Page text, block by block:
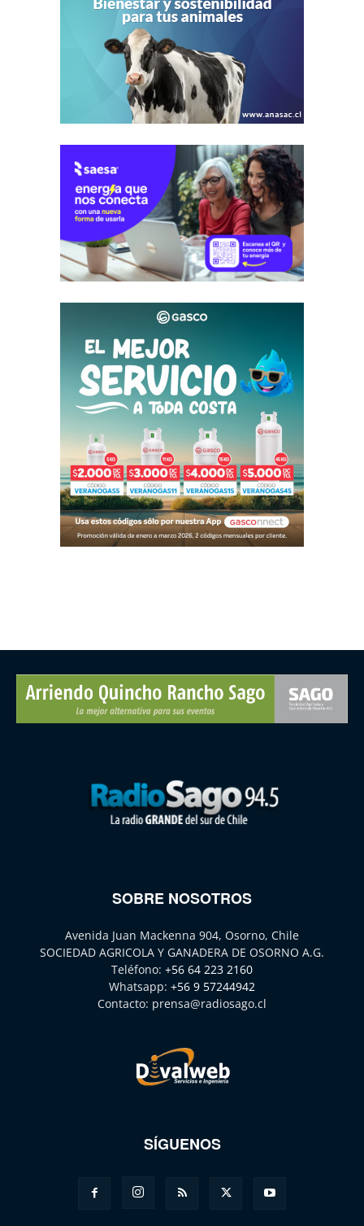
SOBRE NOSOTROS
Avenida Juan Mackenna 904, Osorno, Chile
SOCIEDAD AGRICOLA Y GANADERA DE OSORNO A.G.
Teléfono: +56 64 223 2160
Whatsapp: +56 9 57244942
Contacto: prensa@radiosago.cl
SÍGUENOS